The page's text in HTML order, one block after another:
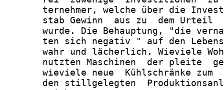
ternehmer, welche über die
stab Gewinn  aus zu  dem Urteil
wurde. Die Behauptung, "die
ten sich negativ " auf den
wahr und lächerlich. Wieviele
nutzten Maschinen  der pleite
wieviele neue  Kühlschränke zum
den stillgelegten